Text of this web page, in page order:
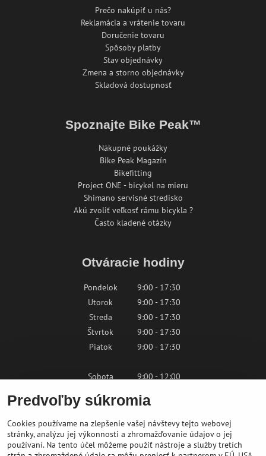
Prečo nakúpiť u nás?
Reklamácia a vrátenie tovaru
Doručenie tovaru
Spôsoby platby
Stav objednávky
Zmena a storno objednávky
Skladová dostupnosť
Spoznajte Bike Peak™
Nákupné poukážky
Bike Peak Magazín
Bikefitting
Project ONE - bicykel na mieru
Shimano servisné stredisko
Akú zvoliť veľkosť rámu bicykla ?
Často kladené otázky
Otváracie hodiny
Pondelok
9:00 - 17:30
Utorok
9:00 - 17:30
Streda
9:00 - 17:30
Štvrtok
9:00 - 17:30
Piatok
9:00 - 17:30
Sobota
9:00 - 12:00
Kontaktujte nás
Predvoľby súkromia
Cookies používame na zlepšenie vašej návštevy tejto webovej
stránky, analýzu jej výkonnosti a zhromažďovanie údajov o jej
používaní. Na tento účel môžeme použiť nástroje a služby tretích